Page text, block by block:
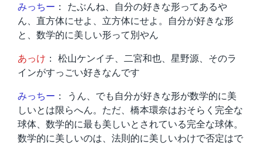
みっちー ： たぶんね、自分の好きな形ってあるや
ん、直方体にせよ、立方体にせよ。自分が好きな形
と、数学的に美しい形って別やん
あっけ ： 松山ケンイチ、二宮和也、星野源、そのラ
インがすっごい好きなんです
みっちー ： うん、でも自分が好きな形が数学的に美
しいとは限らへん。ただ、橋本環奈はおそらく完全な
球体、数学的に最も美しいとされている完全な球体。
数学的に美しいのは、法則的に美しいわけで否定はで